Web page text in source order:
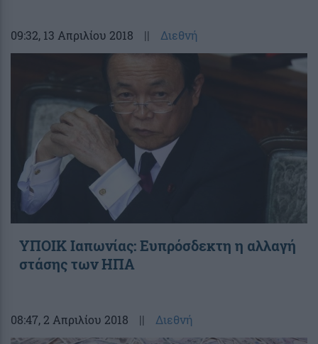
09:32, 13 Απριλίου 2018 || Διεθνή
ΥΠΟΙΚ Ιαπωνίας: Ευπρόσδεκτη η αλλαγή
στάσης των ΗΠΑ
08:47, 2 Απριλίου 2018 || Διεθνή